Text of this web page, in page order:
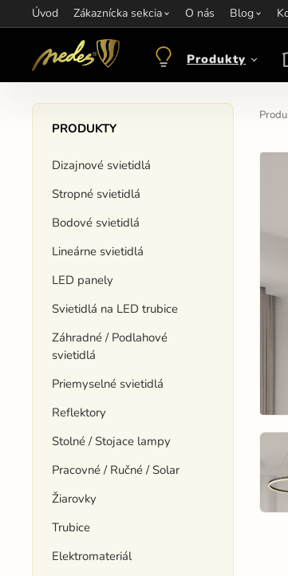
Úvod Zákaznícka sekcia O nás Blog
Informácie:info@nedes.sk Kontakt:+421 907 263
Produkty
PRODUKTY
Dizajnové svietidlá
Stropné svietidlá
Bodové svietidlá
Lineárne svietidlá
LED panely
Svietidlá na LED trubice
Záhradné / Podlahové
svietidlá
Priemyselné svietidlá
Reflektory
Stolné / Stojace lampy
Pracovné / Ručné / Solar
Žiarovky
Trubice
Elektromateriál